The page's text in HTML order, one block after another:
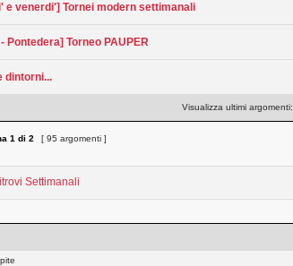
e venerdi'] Tornei modern settimanali
Pontedera] Torneo PAUPER
dintorni...
Visualizza ultimi argomenti:
1 di2 [ 95 argomenti ]
Settimanali